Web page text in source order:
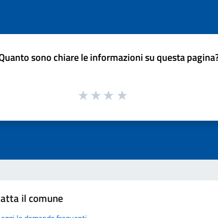
sono chiare le informazioni su questa
il comune